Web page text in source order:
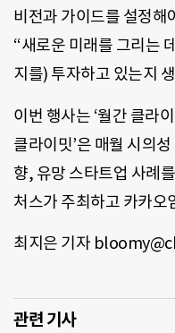
비전과 가이드를 설정해
“새로운 미래를 그리는
지를) 투자하고 있는지
이번 행사는 ‘월간 클라
클라이밋’은 매월 시의
향, 유망 스타트업 사례
처스가 주최하고 카카오
최지은 기자
관련 기사